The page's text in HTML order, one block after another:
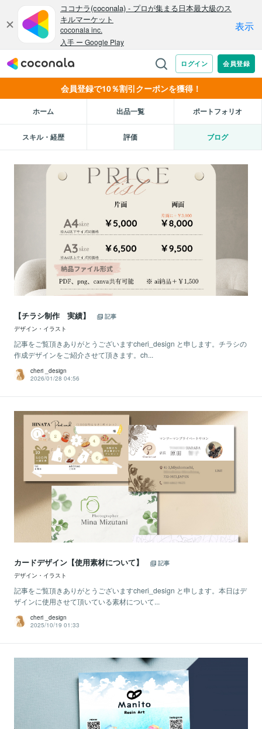
会員登録で10％割引クーポンを獲得！
ホーム 出品一覧 ポートフォリオ
スキル・経歴 評価 ブログ
【チラシ制作 実績】
記事
デザイン・イラスト
記事をご覧頂きありがとうございますcheri_design と申します。チラシの
作成デザインをご紹介させて頂きます。ch...
cheri _design
2026/01/28 04:56
カードデザイン【使用素材について】
記事
デザイン・イラスト
記事をご覧頂きありがとうございますcheri_design と申します。本日はデ
ザインに使用させて頂いている素材について...
cheri _design
2025/10/19 01:33